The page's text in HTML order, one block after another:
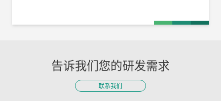
告诉我们您的研发需求
联系我们